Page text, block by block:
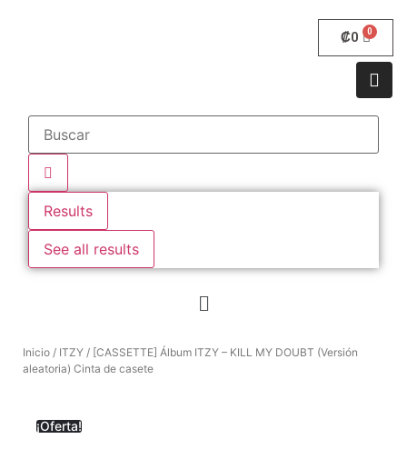
₡0
Results
See all results
Inicio / ITZY / [CASSETTE] Álbum ITZY – KILL MY DOUBT (Versión
aleatoria) Cinta de casete
¡Oferta!